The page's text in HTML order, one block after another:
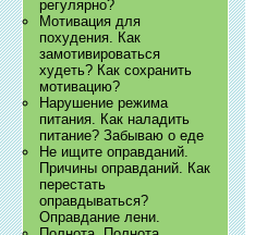
регулярно?
Мотивация для
похудения. Как
замотивироваться
худеть? Как сохранить
мотивацию?
Нарушение режима
питания. Как наладить
питание? Забываю о еде
Не ищите оправданий.
Причины оправданий. Как
перестать
оправдываться?
Оправдание лени.